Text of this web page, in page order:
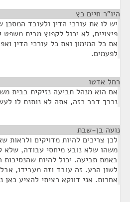
היו"ר חיים כץ
פיצויים, לא יכול לקפוץ מבית
את כל המימון ואת כל עורכי הדין
לפעמים.
רחל אדטו
אם הוא מנהל תביעה נזיקית בבית
נכרך דבר כזה, אתה לא נותנת לו
נועה בן-שבת
לכן צריכים להיות מדויקים ולראות
משהו שלא נובע מיחסי עבודה, שלא
באמת תביעה. יכול להיות שהנסיבות
לשון הרע. זה עובד וזה מעבידו,
אחרות. אני דווקא רציתי להציע כאן